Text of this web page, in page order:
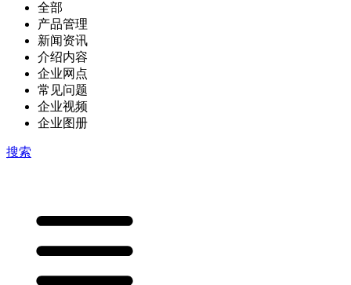
全部
产品管理
新闻资讯
介绍内容
企业网点
常见问题
企业视频
企业图册
搜索